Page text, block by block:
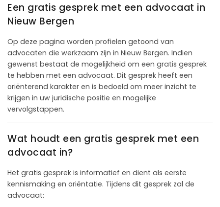
Een gratis gesprek met een advocaat in
Nieuw Bergen
Op deze pagina worden profielen getoond van
advocaten die werkzaam zijn in Nieuw Bergen. Indien
gewenst bestaat de mogelijkheid om een gratis gesprek
te hebben met een advocaat. Dit gesprek heeft een
oriënterend karakter en is bedoeld om meer inzicht te
krijgen in uw juridische positie en mogelijke
vervolgstappen.
Wat houdt een gratis gesprek met een
advocaat in?
Het gratis gesprek is informatief en dient als eerste
kennismaking en oriëntatie. Tijdens dit gesprek zal de
advocaat: